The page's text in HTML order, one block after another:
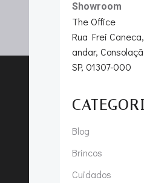
Showroom
The Office
Rua Frei
andar,
SP, 01307-000
Blog
Brincos
Cuidados